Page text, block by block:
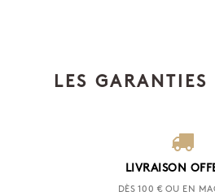
LES GARANTIES
LIVRAISON
DÈS 100 € OU EN